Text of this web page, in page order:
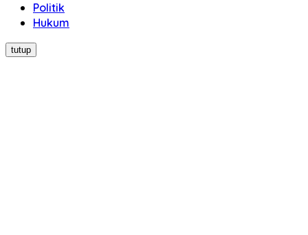
Politik
Hukum
tutup